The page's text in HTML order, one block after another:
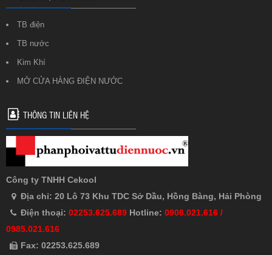
TB điện
TB nước
Kim Khí
MỞ CỬA HÀNG ĐIỆN NƯỚC
THÔNG TIN LIÊN HỆ
Công ty TNHH Cekool
Địa chỉ: 20 Lô 73 Khu TDC Sở Dầu, Hồng Bàng, Hải Phòng
Điện thoại: 02253.625.689 Hotline: 0906.021.616 /
0985.021.616
Fax: 02253.625.689